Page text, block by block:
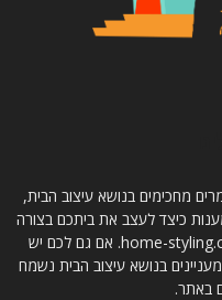
מחכימים בנושא עיצוב הבית,
כיצד לעצב את ביתכם בצורה
יצירתית ויוצאת דופן. הכל כאן, באתר home-styling.co.il. אם גם לכם יש
בנושא עיצוב הבית נשמח
באתר.